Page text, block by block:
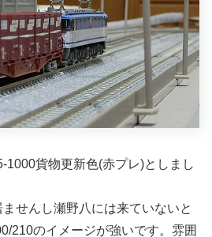
1000貨物更新色(赤プレ)としまし
せんし瀬野八には来ていないと
210のイメージが強いです。雰囲